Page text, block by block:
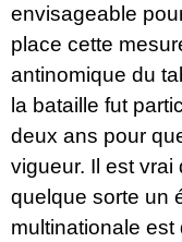
envisageable
place cette
antinomique du
la bataille fut
deux ans pour
vigueur. Il est vrai
quelque sorte un
multinationale est